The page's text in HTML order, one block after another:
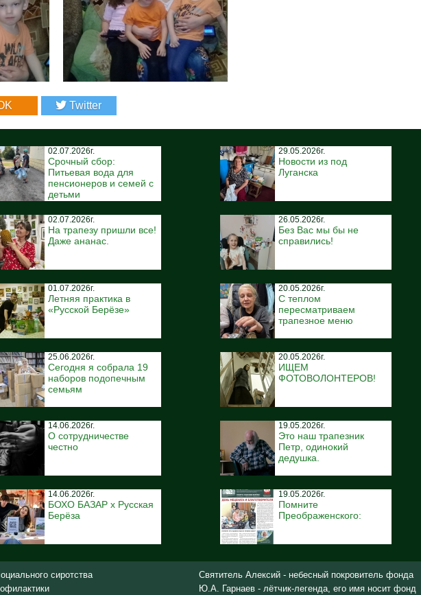
Twitter
02.07.2026г.
Срочный сбор:
Питьевая вода для
пенсионеров и семей с
детьми
02.07.2026г.
На трапезу пришли все!
Даже ананас.
01.07.2026г.
Летняя практика в
«Русской Берёзе»
25.06.2026г.
Сегодня я собрала 19
наборов подопечным
семьям
14.06.2026г.
О сотрудничестве
честно
14.06.2026г.
БОХО БАЗАР x Русская
Берёза
29.05.2026г.
Новости из под
Луганска
26.05.2026г.
Без Вас мы бы не
справились!
20.05.2026г.
С теплом
пересматриваем
трапезное меню
20.05.2026г.
ИЩЕМ
ФОТОВОЛОНТЕРОВ!
19.05.2026г.
Это наш трапезник
Петр, одинокий
дедушка.
19.05.2026г.
Помните
Преображенского:
сиротства
Святитель Алексий - небесный покровитель фонда
Ю.А. Гарнаев - лётчик-легенда, его имя носит фонд